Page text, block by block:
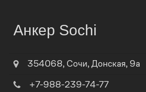
Анкер Sochi
354068, Сочи,Донская, 9а
+7-988-239-74-77